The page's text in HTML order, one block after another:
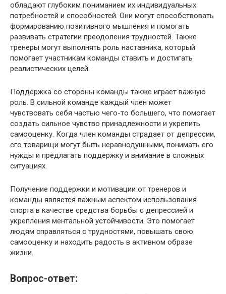
обладают глубоким пониманием их индивидуальных
потребностей и способностей. Они могут способствовать
формированию позитивного мышления и помогать
развивать стратегии преодоления трудностей. Также
тренеры могут выполнять роль наставника, который
помогает участникам команды ставить и достигать
реалистических целей.
Поддержка со стороны команды также играет важную
роль. В сильной команде каждый член может
чувствовать себя частью чего-то большего, что помогает
создать сильное чувство принадлежности и укрепить
самооценку. Когда член команды страдает от депрессии,
его товарищи могут быть неравнодушными, понимать его
нужды и предлагать поддержку и внимание в сложных
ситуациях.
Получение поддержки и мотивации от тренеров и
команды является важным аспектом использования
спорта в качестве средства борьбы с депрессией и
укрепления ментальной устойчивости. Это помогает
людям справляться с трудностями, повышать свою
самооценку и находить радость в активном образе
жизни.
Вопрос-ответ: